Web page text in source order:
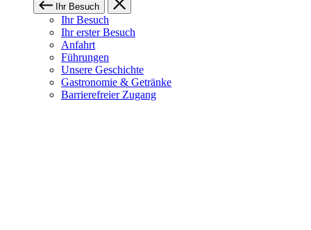
Ihr Besuch
Ihr Besuch
Ihr erster Besuch
Anfahrt
Führungen
Unsere Geschichte
Gastronomie & Getränke
Barrierefreier Zugang